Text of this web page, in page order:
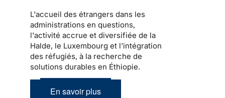
L'accueil des étrangers dans les
administrations en questions,
l'activité accrue et diversifiée de la
Halde, le Luxembourg et l'intégration
des réfugiés, à la recherche de
solutions durables en Éthiopie.
En savoir plus